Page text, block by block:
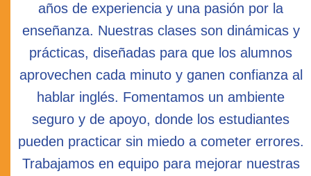
años de experiencia y una pasión por la
enseñanza. Nuestras clases son dinámicas y
prácticas, diseñadas para que los alumnos
aprovechen cada minuto y ganen confianza al
hablar inglés. Fomentamos un ambiente
seguro y de apoyo, donde los estudiantes
pueden practicar sin miedo a cometer errores.
Trabajamos en equipo para mejorar nuestras